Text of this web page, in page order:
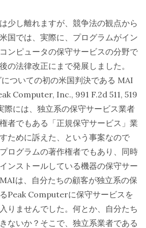
少し離れますが、競争法の観点から
国では、実際に、プログラムがイン
ンピュータの保守サービスの分野で
の法律改正にまで発展しました。
ついての初の米国判決である MAI
Computer, Inc., 991 F.2d 511, 519
際には、独立系の保守サービス業者
者でもある「正規保守サービス」業
ために訴えた、という事案なので
ログラムの著作権者でもあり、同時
ンストールしている機器の保守サー
は、自分たちの顧客が独立系の保
Peak Computerに保守サービスを
りませんでした。何とか、自分たち
ないか？そこで、独立系業者である